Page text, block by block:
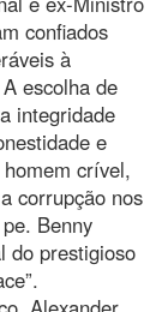
confiados
à
escolha de
integridade
e
crível,
corrupção nos
Benny
do prestigioso